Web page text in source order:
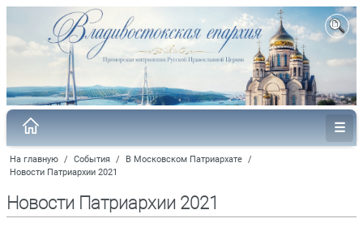
На главную / События / В Московском Патриархате /
Новости Патриархии 2021
Новости Патриархии 2021